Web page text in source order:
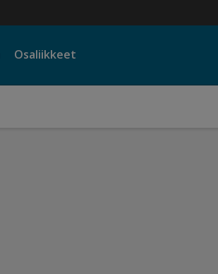
Osaliikkeet